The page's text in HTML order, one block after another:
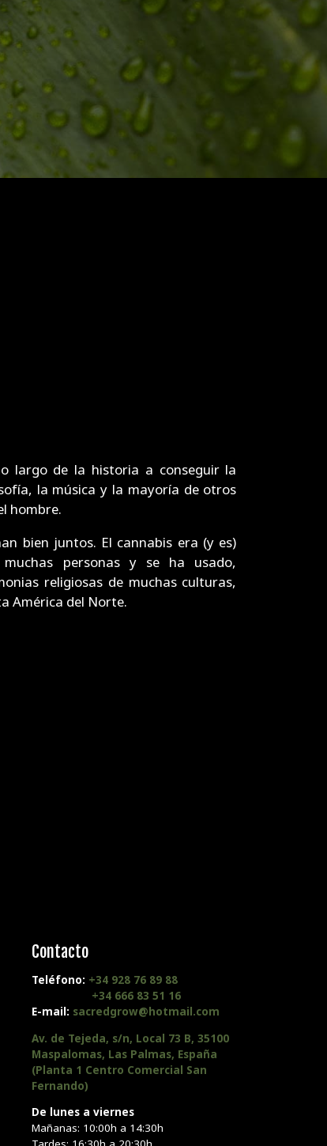
largo de la historia a conseguir la
la música y la mayoría de otros
hombre.
bien juntos. El cannabis era (y es)
personas y se ha usado,
religiosas de muchas culturas,
América del Norte.
Contacto
Teléfono: +34 928 76 89 88
+34 666 83 51 16
E-mail: sacredgrow@hotmail.com
Av. de Tejeda, s/n, Local 73 B, 35100
Maspalomas, Las Palmas, España
(Planta 1 Centro Comercial San
Fernando)
De lunes a viernes
Mañanas: 10:00h a 14:30h